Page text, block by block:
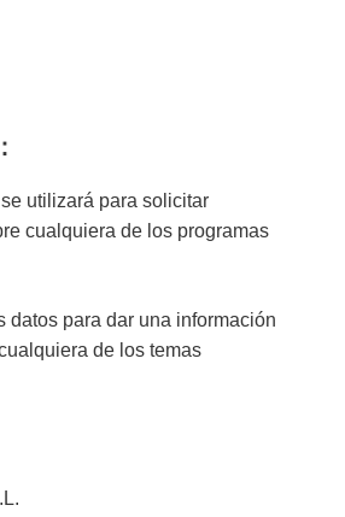
utilizará para solicitar
cualquiera de los programas
datos para dar una información
de los temas